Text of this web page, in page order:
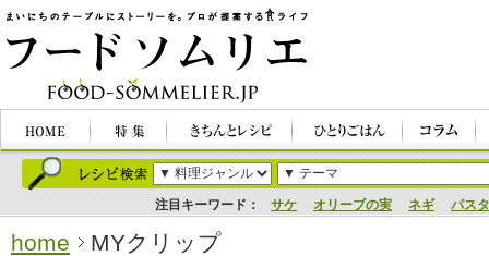
注目キーワード： サケ オリーブの実 ネギ パスタ
home MYクリップ